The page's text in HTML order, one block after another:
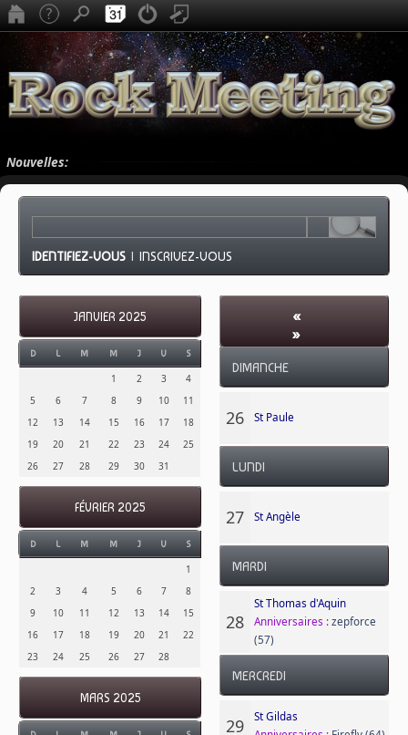
Nouvelles:
IDENTIFIEZ-VOUS |INSCRIVEZ-VOUS
JANVIER 2025
D L M M J V S
1 2 3
4
5
6 7 8 9 10
11
12
13 14 15 16 17
18
19
20 21 22 23 24
25
26
27 28 29 30 31
FÉVRIER 2025
D L M M J V S
1
2
3 4 5 6 7
8
9
10 11 12 13 14
15
16
17 18 19 20 21
22
23
24 25 26 27 28
MARS 2025
«
»
JANVIER 2025-
SEMAINE 5
DIMANCHE
26 St Paule
LUNDI
27 St Angèle
MARDI
28
St Thomas d'Aquin
Anniversaires : zepforce
(57)
MERCREDI
29
St Gildas